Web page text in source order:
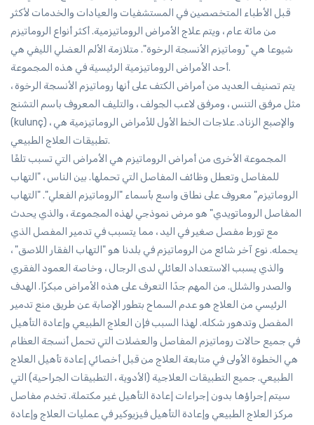
قبل الأطباء المتخصصين في المستشفيات والعيادات والخدمات لأكثر
من مائة عام ، ويتم علاج الأمراض الروماتيزمية. أكثر أنواع الروماتيزم
شيوعا هي "روماتيزم الأنسجة الرخوة". متلازمة الألم العضلي الليفي هي
أحد الأمراض الروماتيزمية الرئيسية في هذه المجموعة.
يتم تصنيف العديد من أمراض الكتف على أنها روماتيزم الأنسجة الرخوة ،
مثل مرفق التنس ، ومرفق لاعب الجولف ، والتليف المعروف باسم التشنج
(kulunç) ، والإصبع الزناد. علاجات الخط الأول للأمراض الروماتيزمية هي
تطبيقات العلاج الطبيعي.
المجموعة الأخرى من أمراض الروماتيزم هي الأمراض التي تسبب تلفًا
للمفاصل وتعطل وظائف المفاصل التي تحملها. بين الناس ، "التهاب
الروماتيزم" معروف على نطاق واسع بأسماء "الروماتيزم الفعلي". "التهاب
المفاصل الروماتويدي" هو مرض نموذجي لهذه المجموعة ، والذي يحدث
مع تورط مفصل صغير في اليد ، مما يتسبب في تدمير المفصل الذي
يحمله. نوع آخر شائع من الروماتيزم في بلدنا هو "التهاب الفقار اللاصق" ،
والذي يسبب الاستعداد العائلي لدى الرجال ، وخاصة العمود الفقري
والصدر والشلل. من المهم جدًا التعرف على هذه الأمراض مبكرًا. الهدف
الرئيسي من العلاج هو عدم السماح بتطور الإصابة عن طريق منع تدمير
المفصل وتدهور شكله. لهذا السبب فإن العلاج الطبيعي وإعادة التأهيل
في جميع حالات روماتيزم المفاصل والعضلات التي تحمل أنسجة العظام
هي الخطوة الأولى في متابعة العلاج من قبل أخصائي إعادة تأهيل العلاج
الطبيعي. جميع التطبيقات العلاجية (الأدوية ، التطبيقات الجراحية) التي
سيتم إجراؤها بدون إجراءات إعادة التأهيل غير مكتملة. تخدم مفاصل
مركز العلاج الطبيعي وإعادة التأهيل فيزيوكير في عمليات العلاج وإعادة